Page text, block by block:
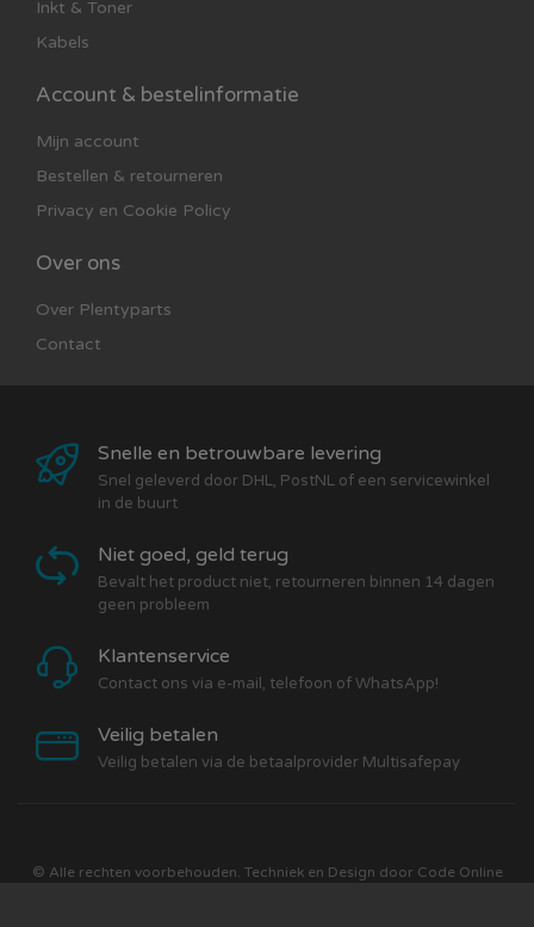
Inkt & Toner
Kabels
Account & bestelinformatie
Mijn account
Bestellen & retourneren
Privacy en Cookie Policy
Over ons
Over Plentyparts
Contact
Snelle en betrouwbare levering
Snel geleverd door DHL, PostNL of een servicewinkel
in de buurt
Niet goed, geld terug
Bevalt het product niet, retourneren binnen 14 dagen
geen probleem
Klantenservice
Contact ons via e-mail, telefoon of WhatsApp!
Veilig betalen
Veilig betalen via de betaalprovider Multisafepay
© Alle rechten voorbehouden. Techniek en Design door Code Online